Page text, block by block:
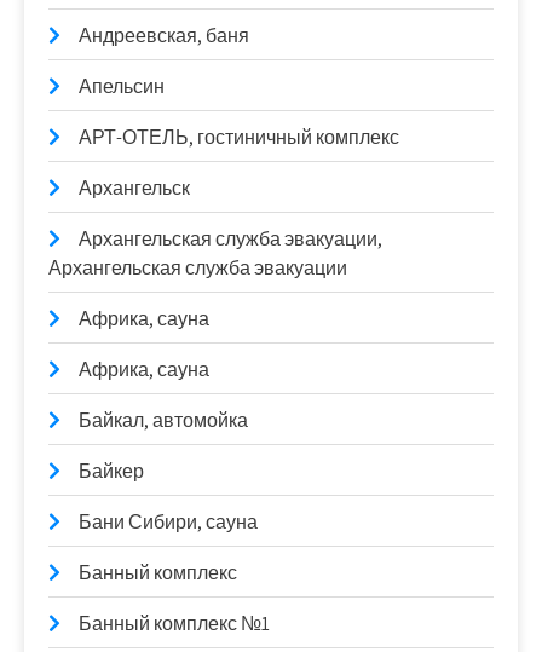
Андреевская, баня
Апельсин
АРТ-ОТЕЛЬ, гостиничный комплекс
Архангельск
Архангельская служба эвакуации,
Архангельская служба эвакуации
Африка, сауна
Африка, сауна
Байкал, автомойка
Байкер
Бани Сибири, сауна
Банный комплекс
Банный комплекс №1